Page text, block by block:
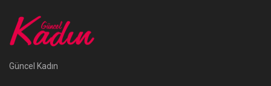
Güncel Kadın